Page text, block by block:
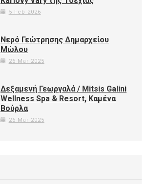
5 Feb 2026
Νερό Γεώτρησης Δημαρχείου
Μώλου
26 Mar 2025
Δεξαμενή Γεωργαλά / Mitsis Galini
Wellness Spa & Resort, Καμένα
Βούρλα
26 Mar 2025